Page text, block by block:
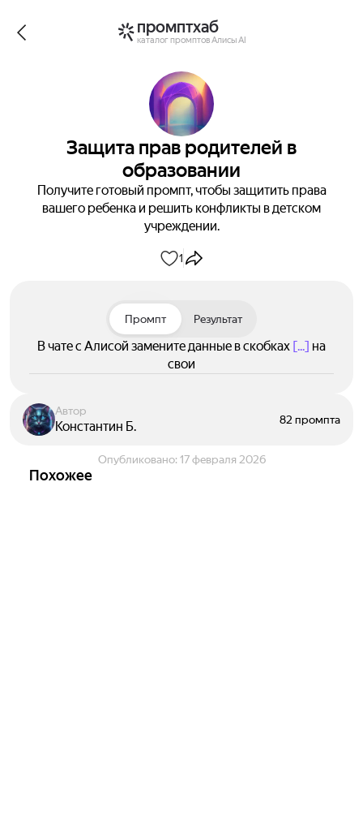
промптхаб
каталог промптов Алисы AI
Защита прав родителей в
образовании
Получите готовый промпт, чтобы защитить права
вашего ребенка и решить конфликты в детском
учреждении.
1
Промпт Результат
В чате с Алисой замените данные в скобках [...] на
свои
Автор
Константин Б. 82 промпта
Опубликовано: 17 февраля 2026
Похожее